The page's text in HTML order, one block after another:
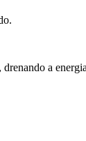
drenando a